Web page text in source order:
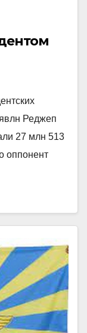
Реджеп
27 млн 513
оппонент